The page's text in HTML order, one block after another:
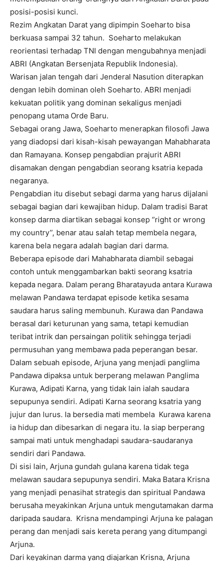
posisi-posisi kunci.
Rezim Angkatan Darat yang dipimpin Soeharto bisa
berkuasa sampai 32 tahun. Soeharto melakukan
reorientasi terhadap TNI dengan mengubahnya menjadi
ABRI (Angkatan Bersenjata Republik Indonesia).
Warisan jalan tengah dari Jenderal Nasution diterapkan
dengan lebih dominan oleh Soeharto. ABRI menjadi
kekuatan politik yang dominan sekaligus menjadi
penopang utama Orde Baru.
Sebagai orang Jawa, Soeharto menerapkan filosofi Jawa
yang diadopsi dari kisah-kisah pewayangan Mahabharata
dan Ramayana. Konsep pengabdian prajurit ABRI
disamakan dengan pengabdian seorang ksatria kepada
negaranya.
Pengabdian itu disebut sebagi darma yang harus dijalani
sebagai bagian dari kewajiban hidup. Dalam tradisi Barat
konsep darma diartikan sebagai konsep ‘’right or wrong
my country’’, benar atau salah tetap membela negara,
karena bela negara adalah bagian dari darma.
Beberapa episode dari Mahabharata diambil sebagai
contoh untuk menggambarkan bakti seorang ksatria
kepada negara. Dalam perang Bharatayuda antara Kurawa
melawan Pandawa terdapat episode ketika sesama
saudara harus saling membunuh. Kurawa dan Pandawa
berasal dari keturunan yang sama, tetapi kemudian
teribat intrik dan persaingan politik sehingga terjadi
permusuhan yang membawa pada peperangan besar.
Dalam sebuah episode, Arjuna yang menjadi panglima
Pandawa dipaksa untuk berperang melawan Panglima
Kurawa, Adipati Karna, yang tidak lain ialah saudara
sepupunya sendiri. Adipati Karna seorang ksatria yang
jujur dan lurus. Ia bersedia mati membela Kurawa karena
ia hidup dan dibesarkan di negara itu. Ia siap berperang
sampai mati untuk menghadapi saudara-saudaranya
sendiri dari Pandawa.
Di sisi lain, Arjuna gundah gulana karena tidak tega
melawan saudara sepupunya sendiri. Maka Batara Krisna
yang menjadi penasihat strategis dan spiritual Pandawa
berusaha meyakinkan Arjuna untuk mengutamakan darma
daripada saudara. Krisna mendampingi Arjuna ke palagan
perang dan menjadi sais kereta perang yang ditumpangi
Arjuna.
Dari keyakinan darma yang diajarkan Krisna, Arjuna